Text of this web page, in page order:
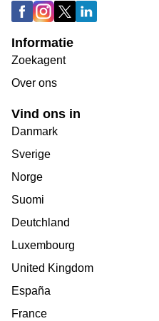
Informatie
Zoekagent
Over ons
Vind ons in
Danmark
Sverige
Norge
Suomi
Deutchland
Luxembourg
United Kingdom
España
France